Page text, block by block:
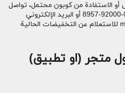
الاستفادة من كوبون محتمل، تواصل
للاستعلام عن التخفيضات الحالية
متجر (او تطبيق)